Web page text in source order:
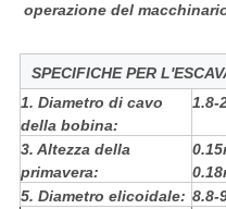
operazione del
SPECIFICHE PER
1. Diametro di cavo
della bobina:
1.8-
3. Altezza della
primavera:
5. Diametro elicoidale: 8.8-